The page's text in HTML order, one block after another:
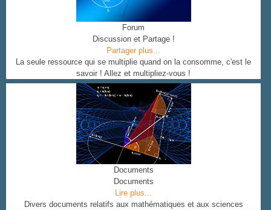
Forum
Discussion et Partage !
Partager plus...
La seule ressource qui se multiplie quand on la consomme, c'est le
savoir ! Allez et multipliez-vous !
Documents
Documents
Lire plus...
Divers documents relatifs aux mathématiques et aux sciences